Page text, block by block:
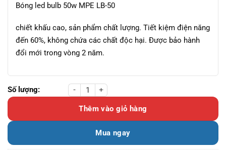
Bóng led bulb 50w MPE LB-50
chiết khấu cao, sản phẩm chất lượng. Tiết kiệm điện năng
đến 60%, không chứa các chất độc hại. Được bảo hành
đổi mới trong vòng 2 năm.
Bóng led bulb 50w MPE LB-50 số lượng
Thêm vào giỏ hàng
Mua ngay